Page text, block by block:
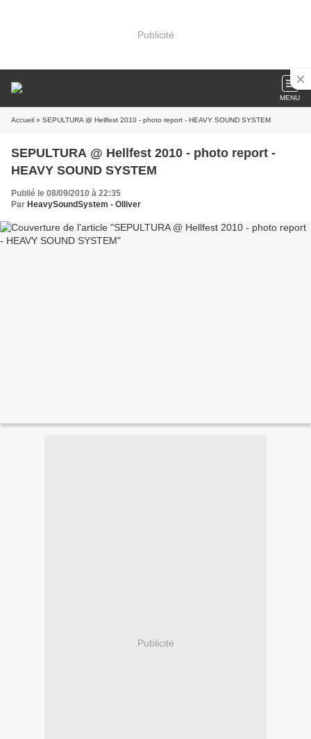
Publicité
MENU
Accueil » SEPULTURA @ Hellfest 2010 - photo report - HEAVY SOUND SYSTEM
SEPULTURA @ Hellfest 2010 - photo report -
HEAVY SOUND SYSTEM
Publié le 08/09/2010 à 22:35
Par HeavySoundSystem - Olliver
Publicité